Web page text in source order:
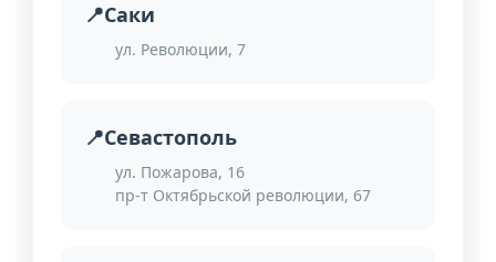
Саки
ул. Революции, 7
Севастополь
ул. Пожарова, 16
пр-т Октябрьской революции, 67